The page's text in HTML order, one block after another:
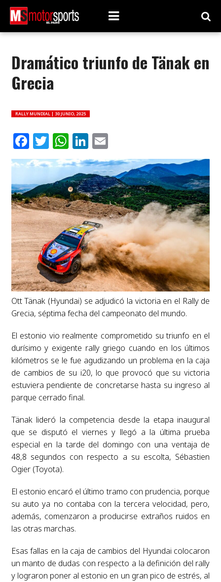
Dramático triunfo de Tänak en
Grecia
RALLY MUNDIAL | 30 JUNIO, 2025
Facebook
Twitter
WhatsApp
LinkedIn
Email
Ott Tänak (Hyundai) se adjudicó la victoria en el Rally de
Grecia, séptima fecha del campeonato del mundo.
El estonio vio realmente comprometido su triunfo en el
durísimo y exigente rally griego cuando en los últimos
kilómetros se le fue agudizando un problema en la caja
de cambios de su i20, lo que provocó que su victoria
estuviera pendiente de concretarse hasta su ingreso al
parque cerrado final.
Tänak lideró la competencia desde la etapa inaugural
que se disputó el viernes y llegó a la última prueba
especial en la tarde del domingo con una ventaja de
48,8 segundos con respecto a su escolta, Sébastien
Ogier (Toyota).
El estonio encaró el último tramo con prudencia, porque
su auto ya no contaba con la tercera velocidad, pero,
además, comenzaron a producirse extraños ruidos en
las otras marchas.
Esas fallas en la caja de cambios del Hyundai colocaron
un manto de dudas con respecto a la definición del rally
y lograron poner al estonio en un gran pico de estrés, al